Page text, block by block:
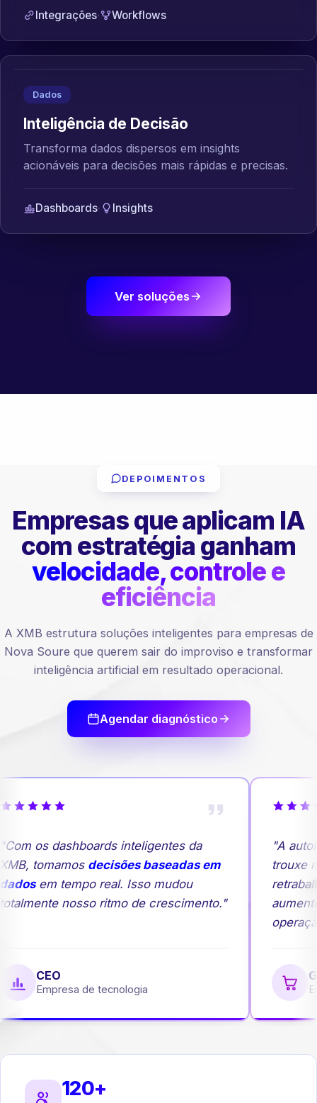
Integrações· Workflows
Dados
Inteligência de Decisão
Transforma dados dispersos em insights
acionáveis para decisões mais rápidas e precisas.
Dashboards· Insights
Ver soluções
DEPOIMENTOS
Empresas que aplicam IA
com estratégia ganham
velocidade, controle e
eficiência
A XMB estrutura soluções inteligentes para empresas de
Nova Soure que querem sair do improviso e transformar
inteligência artificial em resultado operacional.
Agendar diagnóstico
os dashboards inteligentes da
tomamosdecisões baseadas em
em tempo real. Isso mudou
nosso ritmo de crescimento."
CEO
Empresa de tecnologia
"A
trouxe
120+